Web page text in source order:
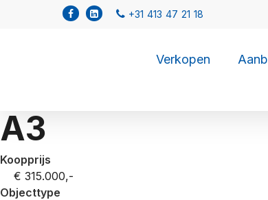
Verkopen
A3
Koopprijs
€ 315.000,-
Objecttype